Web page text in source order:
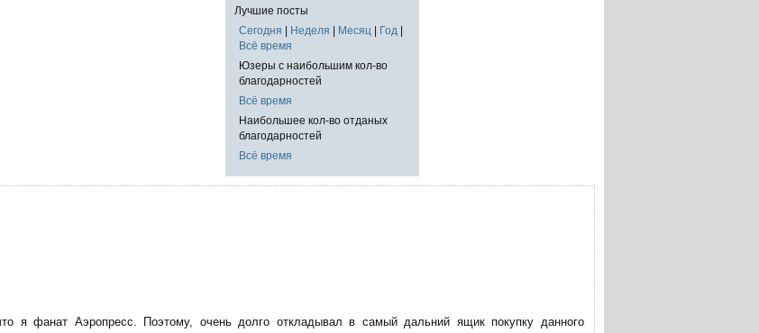
Лучшие посты
Сегодня | Неделя | Месяц | Год |
Всё время
Юзеры с наибольшим кол-во
благодарностей
Всё время
Наибольшее кол-во отданых
благодарностей
Всё время
я фанат Аэропресс. Поэтому, очень долго откладывал в самый дальний ящик покупку данного